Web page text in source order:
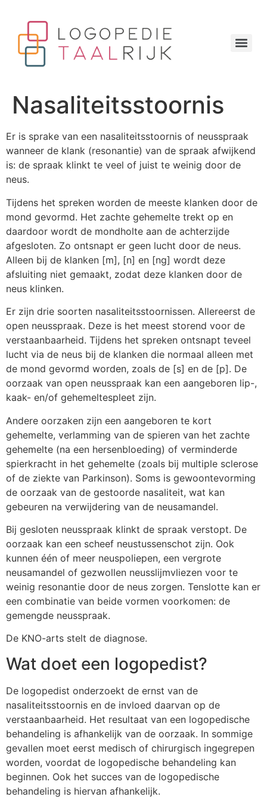
Nasaliteitsstoornis
Er is sprake van een nasaliteitsstoornis of neusspraak
wanneer de klank (resonantie) van de spraak afwijkend
is: de spraak klinkt te veel of juist te weinig door de
neus.
Tijdens het spreken worden de meeste klanken door de
mond gevormd. Het zachte gehemelte trekt op en
daardoor wordt de mondholte aan de achterzijde
afgesloten. Zo ontsnapt er geen lucht door de neus.
Alleen bij de klanken [m], [n] en [ng] wordt deze
afsluiting niet gemaakt, zodat deze klanken door de
neus klinken.
Er zijn drie soorten nasaliteitsstoornissen. Allereerst de
open neusspraak. Deze is het meest storend voor de
verstaanbaarheid. Tijdens het spreken ontsnapt teveel
lucht via de neus bij de klanken die normaal alleen met
de mond gevormd worden, zoals de [s] en de [p]. De
oorzaak van open neusspraak kan een aangeboren lip-,
kaak- en/of gehemeltespleet zijn.
Andere oorzaken zijn een aangeboren te kort
gehemelte, verlamming van de spieren van het zachte
gehemelte (na een hersenbloeding) of verminderde
spierkracht in het gehemelte (zoals bij multiple sclerose
of de ziekte van Parkinson). Soms is gewoontevorming
de oorzaak van de gestoorde nasaliteit, wat kan
gebeuren na verwijdering van de neusamandel.
Bij gesloten neusspraak klinkt de spraak verstopt. De
oorzaak kan een scheef neustussenschot zijn. Ook
kunnen één of meer neuspoliepen, een vergrote
neusamandel of gezwollen neusslijmvliezen voor te
weinig resonantie door de neus zorgen. Tenslotte kan er
een combinatie van beide vormen voorkomen: de
gemengde neusspraak.
De KNO-arts stelt de diagnose.
Wat doet een logopedist?
De logopedist onderzoekt de ernst van de
nasaliteitsstoornis en de invloed daarvan op de
verstaanbaarheid. Het resultaat van een logopedische
behandeling is afhankelijk van de oorzaak. In sommige
gevallen moet eerst medisch of chirurgisch ingegrepen
worden, voordat de logopedische behandeling kan
beginnen. Ook het succes van de logopedische
behandeling is hiervan afhankelijk.